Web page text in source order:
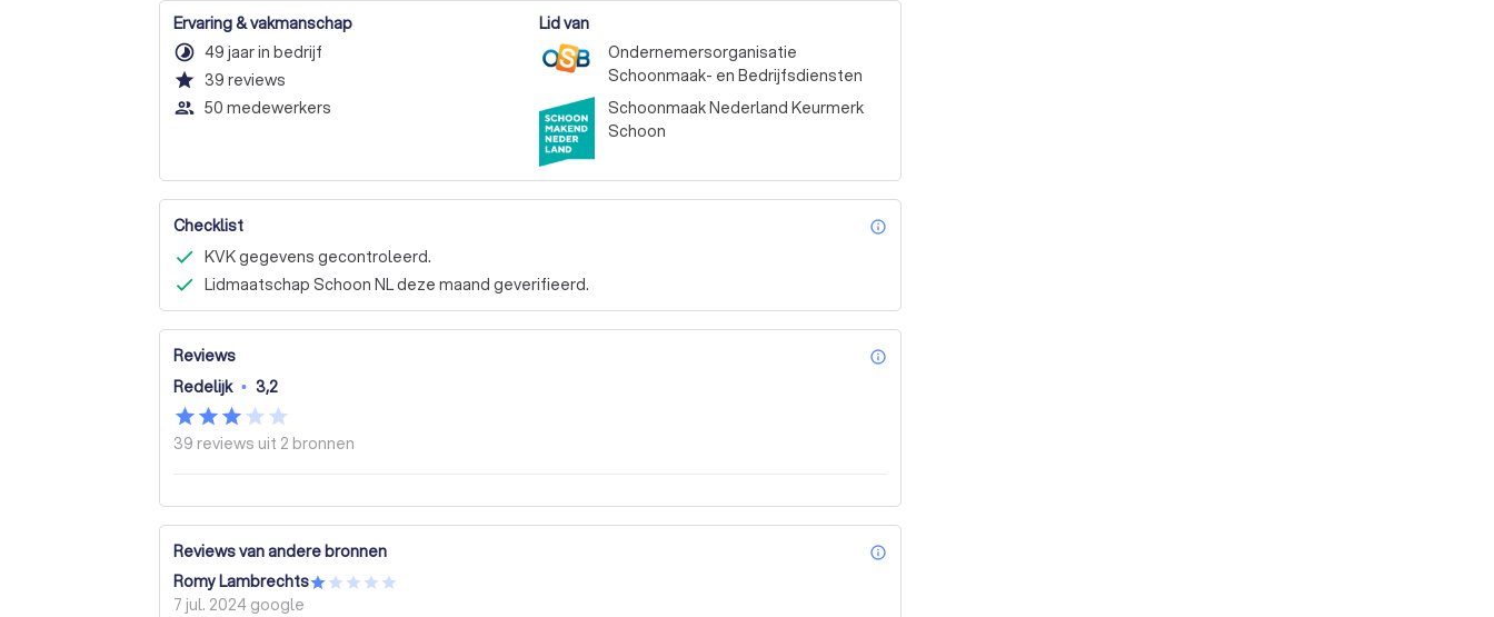
Ervaring & vakmanschap
timelapse 49 jaar in bedrijf
star 39 reviews
people_outline 50 medewerkers
Lid van
Ondernemersorganisatie
Schoonmaak- en Bedrijfsdiensten
Schoonmaak Nederland Keurmerk
Schoon
Checklist info_outline
KVK gegevens gecontroleerd.
Lidmaatschap Schoon NL deze maand geverifieerd.
Reviews info_outline
Redelijk • 3,2
39 reviews uit 2 bronnen
Reviews van andere bronnen info_outline
Romy Lambrechts
7 jul. 2024 google